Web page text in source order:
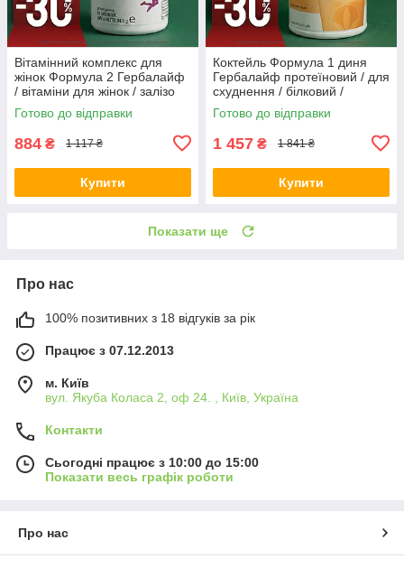
Вітамінний комплекс для
жінок Формула 2 Гербалайф
/ вітаміни для жінок / залізо
для жінок Оригінал Herbalife
Акція
Готово до відправки
884 ₴ 1 117 ₴
Купити
Коктейль Формула 1 диня
Гербалайф протеїновий / для
схуднення / білковий /
замінник їжі для схуднення
Оригінал Herbalife Акція
Готово до відправки
1 457 ₴ 1 841 ₴
Купити
Показати ще
Про нас
100% позитивних з 18 відгуків за рік
Працює з 07.12.2013
м. Київ
вул. Якуба Коласа 2, оф 24. , Київ, Україна
Контакти
Сьогодні працює з 10:00 до 15:00
Показати весь графік роботи
Про нас